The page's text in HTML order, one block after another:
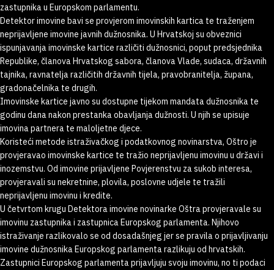
zastupnika u Europskom parlamentu.
Detektor imovine bavi se provjerom imovinskih kartica te traženjem
neprijavljene imovine javnih dužnosnika. U Hrvatskoj su obveznici
ispunjavanja imovinske kartice različiti dužnosnici, poput predsjednika
Republike, članova Hrvatskog sabora, članova Vlade, sudaca, državnih
tajnika, ravnatelja različitih državnih tijela, pravobranitelja, župana,
gradonačelnika te drugih.
Imovinske kartice javno su dostupne tijekom mandata dužnosnika te
godinu dana nakon prestanka obavljanja dužnosti. U njih se upisuje
imovina partnera te maloljetne djece.
Koristeći metode istraživačkog i podatkovnog novinarstva, Oštro je
provjeravao imovinske kartice te tražio neprijavljenu imovinu u državi i
inozemstvu. Od imovine prijavljene Povjerenstvu za sukob interesa,
provjeravali su nekretnine, plovila, poslovne udjele te tražili
neprijavljenu imovinu i kredite.
U četvrtom krugu Detektora imovine novinarke Oštra provjeravale su
imovinu zastupnika i zastupnica Europskog parlamenta. Njihovo
istraživanje razlikovalo se od dosadašnjeg jer se pravila o prijavljivanju
imovine dužnosnika Europskog parlamenta razlikuju od hrvatskih.
Zastupnici Europskog parlamenta prijavljuju svoju imovinu, no ti podaci